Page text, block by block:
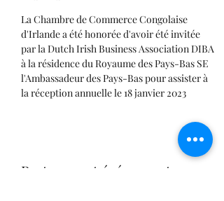
La Chambre de Commerce Congolaise
d'Irlande a été honorée d'avoir été invitée
par la Dutch Irish Business Association DIBA
à la résidence du Royaume des Pays-Bas SE
l'Ambassadeur des Pays-Bas pour assister à
la réception annuelle le 18 janvier 2023
Partager cet événement